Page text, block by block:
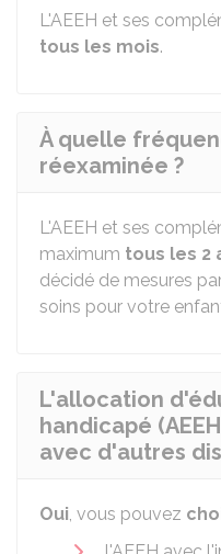
L'AEEH et ses
tous les mois.
À quelle
réexaminée ?
L'AEEH et ses
maximum tous les 2
décidé de mesures
soins pour votre
L'allocation
handicapé
avec d'autres
Oui, vous pouvez